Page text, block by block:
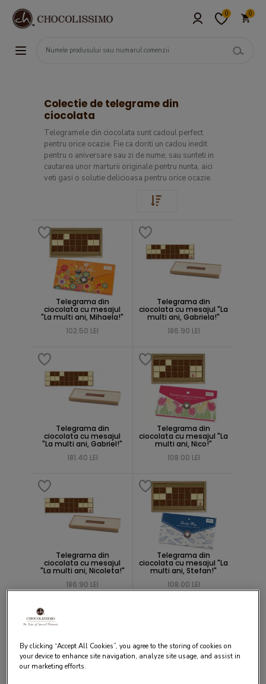
0 0
Colectie de telegrame din
ciocolata
Telegramele din ciocolata sunt cadoul perfect
pentru orice ocazie. Fie ca doriti un cadou inedit
pentru o aniversare sau zi de nume, sau sunteti in
cautarea unor marturii originale pentru nunta, aici
veti gasi o solutie delicioasa pentru orice ocazie.
Telegrama din
ciocolata cu mesajul
"La multi ani, Mihaela!"
102.50 LEI
Telegrama din
ciocolata cu mesajul "La
multi ani, Gabriela!"
186.90 LEI
Telegrama din
ciocolata cu mesajul
"La multi ani, Gabriel!"
181.40 LEI
Telegrama din
ciocolata cu mesajul "La
multi ani, Nico!"
108.00 LEI
Telegrama din
ciocolata cu mesajul
"La multi ani, Nicoleta!"
186.90 LEI
Telegrama din
ciocolata cu mesajul "La
multi ani, Stefan!"
108.00 LEI
By clicking “Accept All Cookies”, you agree to the storing of cookies on
your device to enhance site navigation, analyze site usage, and assist in
our marketing efforts.